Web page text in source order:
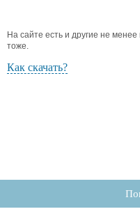
На сайте есть и другие не
тоже.
Как скачать?